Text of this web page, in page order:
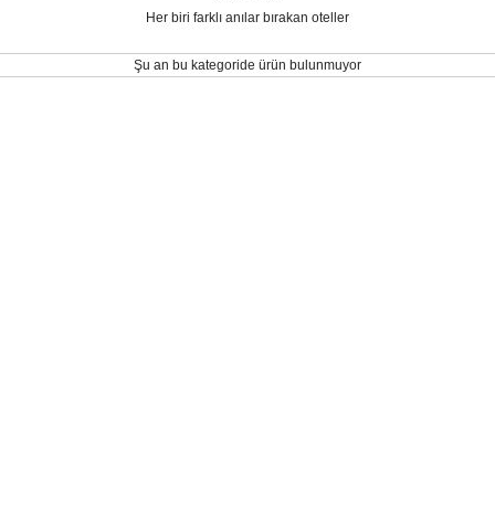
Her biri farklı anılar bırakan oteller
Şu an bu kategoride ürün bulunmuyor